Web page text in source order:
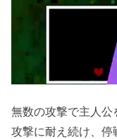
無数の攻撃で主人公
攻撃に耐え続け、停